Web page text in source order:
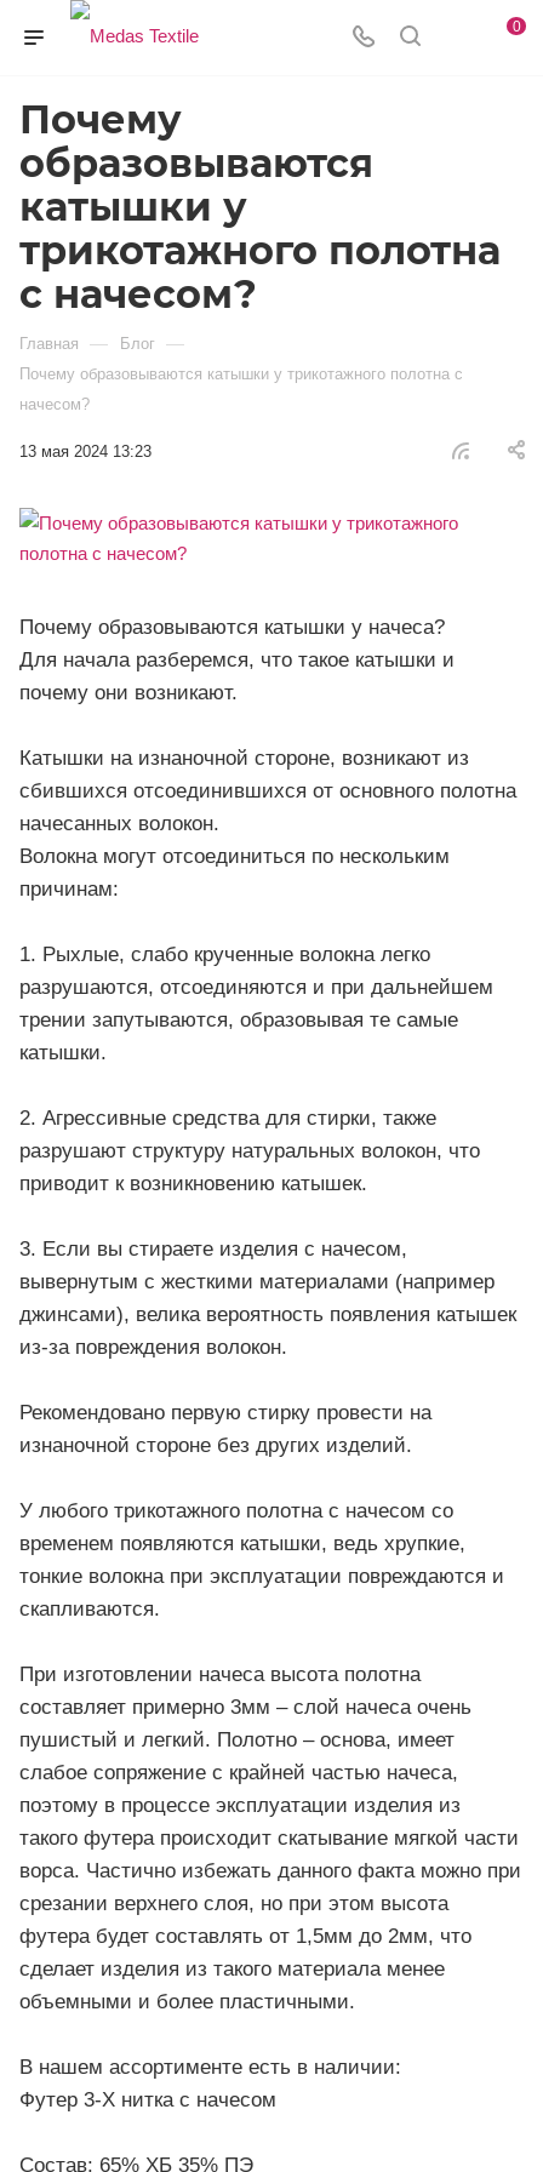
0
Почему
образовываются
катышки у
трикотажного полотна
с начесом?
Главная — Блог —
Почему образовываются катышки у трикотажного полотна с
начесом?
13 мая 2024 13:23
Почему образовываются катышки у начеса?
Для начала разберемся, что такое катышки и
почему они возникают.
Катышки на изнаночной стороне, возникают из
сбившихся отсоединившихся от основного полотна
начесанных волокон.
Волокна могут отсоединиться по нескольким
причинам:
1. Рыхлые, слабо крученные волокна легко
разрушаются, отсоединяются и при дальнейшем
трении запутываются, образовывая те самые
катышки.
2. Агрессивные средства для стирки, также
разрушают структуру натуральных волокон, что
приводит к возникновению катышек.
3. Если вы стираете изделия с начесом,
вывернутым с жесткими материалами (например
джинсами), велика вероятность появления катышек
из-за повреждения волокон.
Рекомендовано первую стирку провести на
изнаночной стороне без других изделий.
У любого трикотажного полотна с начесом со
временем появляются катышки, ведь хрупкие,
тонкие волокна при эксплуатации повреждаются и
скапливаются.
При изготовлении начеса высота полотна
составляет примерно 3мм – слой начеса очень
пушистый и легкий. Полотно – основа, имеет
слабое сопряжение с крайней частью начеса,
поэтому в процессе эксплуатации изделия из
такого футера происходит скатывание мягкой части
ворса. Частично избежать данного факта можно при
срезании верхнего слоя, но при этом высота
футера будет составлять от 1,5мм до 2мм, что
сделает изделия из такого материала менее
объемными и более пластичными.
В нашем ассортименте есть в наличии:
Футер 3-Х нитка с начесом
Состав: 65% ХБ 35% ПЭ